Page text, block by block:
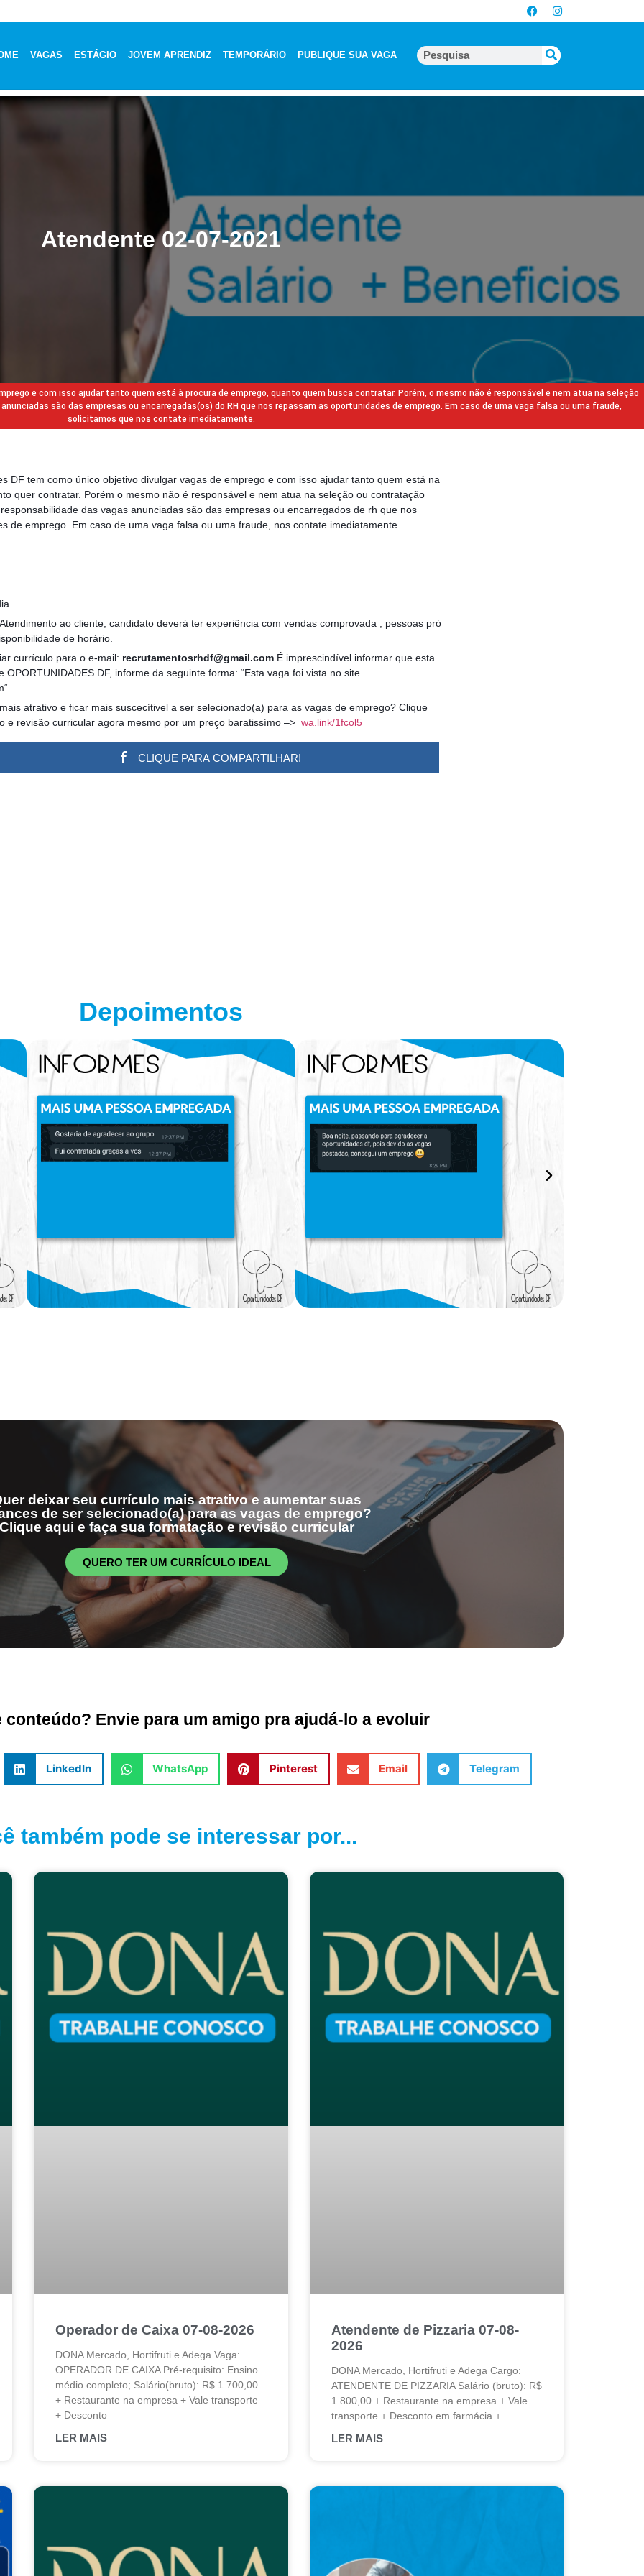
VAGAS ESTÁGIO JOVEM APRENDIZ TEMPORÁRIO PUBLIQUE SUA VAGA
Atendente 02-07-2021
e com isso ajudar tanto quem está à procura de emprego, quanto quem busca contratar. Porém, o mesmo não é responsável e nem atua na seleção
são das empresas ou encarregadas(os) do RH que nos repassam as oportunidades de emprego. Em caso de uma vaga falsa ou uma fraude,
solicitamos que nos contate imediatamente.
DF tem como único objetivo divulgar vagas de emprego e com isso ajudar tanto quem está na
quer contratar. Porém o mesmo não é responsável e nem atua na seleção ou contratação
das vagas anunciadas são das empresas ou encarregados de rh que nos
de emprego. Em caso de uma vaga falsa ou uma fraude, nos contate imediatamente.
ao cliente, candidato deverá ter experiência com vendas comprovada , pessoas pró
de horário.
currículo para o e-mail: recrutamentosrhdf@gmail.com É imprescindível informar que esta
OPORTUNIDADES DF, informe da seguinte forma: “Esta vaga foi vista no site
atrativo e ficar mais suscecítivel a ser selecionado(a) para as vagas de emprego? Clique
e revisão curricular agora mesmo por um preço baratissímo –> wa.link/1fcol5
CLIQUE PARA COMPARTILHAR!
Depoimentos
deixar seu currículo mais atrativo e aumentar suas
de ser selecionado(a) para as vagas de emprego?
aqui e faça sua formatação e revisão curricular
QUERO TER UM CURRÍCULO IDEAL
conteúdo? Envie para um amigo pra ajudá-lo a evoluir
LinkedIn WhatsApp Pinterest Email Telegram
também pode se interessar por...
Operador de Caixa 07-08-2026
DONA Mercado, Hortifruti e Adega Vaga:
OPERADOR DE CAIXA Pré-requisito: Ensino
médio completo; Salário(bruto): R$ 1.700,00
+ Restaurante na empresa + Vale transporte
+ Desconto
LER MAIS
Atendente de Pizzaria 07-08-
2026
DONA Mercado, Hortifruti e Adega Cargo:
ATENDENTE DE PIZZARIA Salário (bruto): R$
1.800,00 + Restaurante na empresa + Vale
transporte + Desconto em farmácia +
LER MAIS